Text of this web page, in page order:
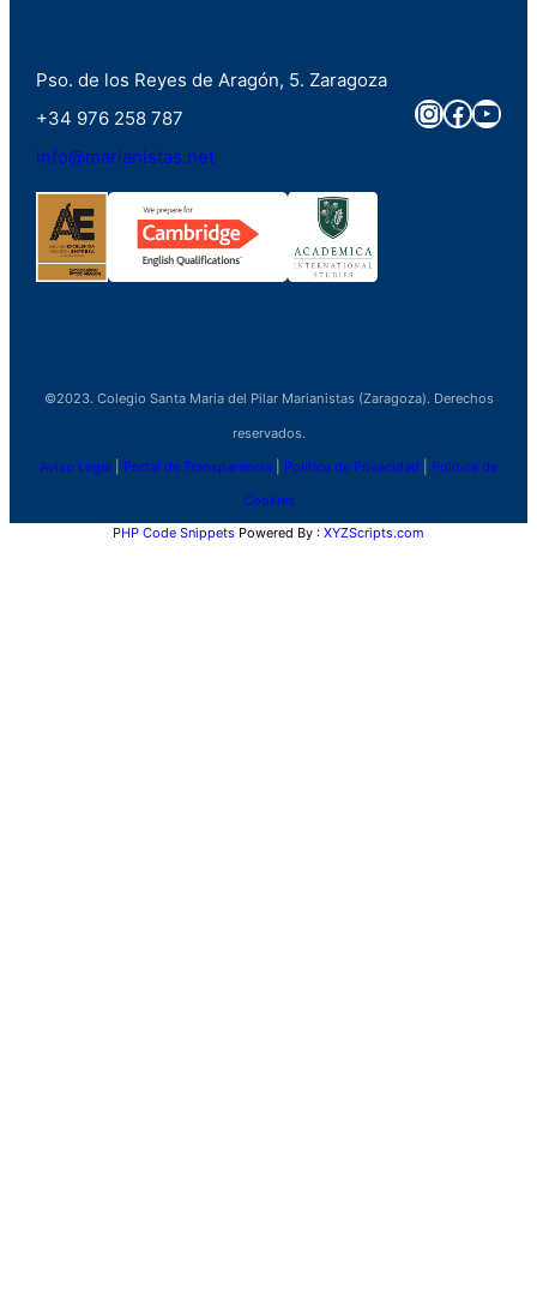
Pso. de los Reyes de Aragón, 5. Zaragoza
+34 976 258 787
info@marianistas.net
©2023. Colegio Santa Maria del Pilar Marianistas (Zaragoza). Derechos
reservados.
Aviso Legal Portal de Transparencia Política de Privacidad Política de
Cookies
PHP Code Snippets Powered By : XYZScripts.com